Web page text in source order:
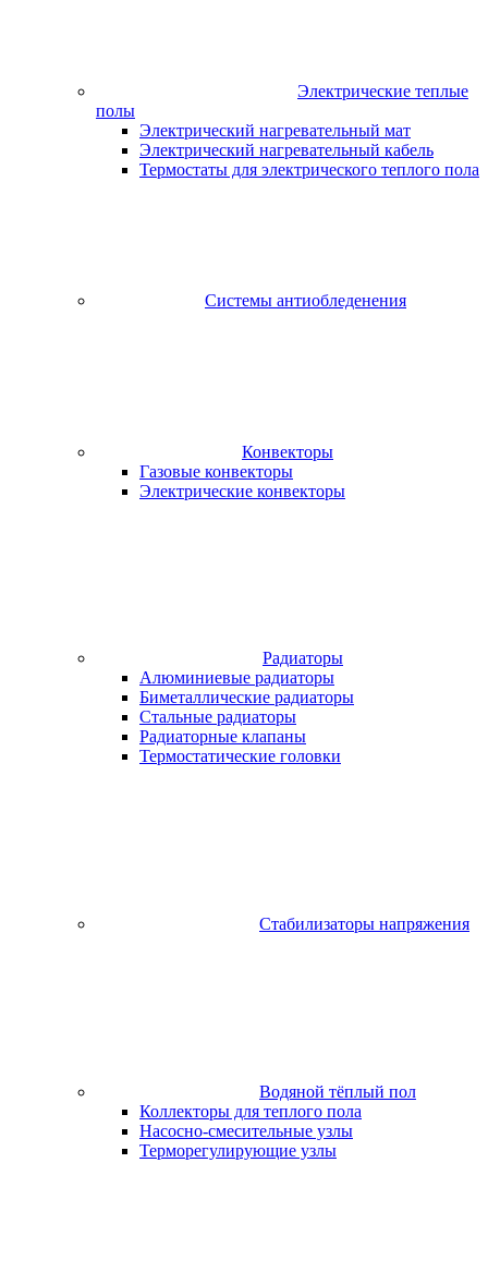
Электрические теплые
полы
Электрический нагревательный мат
Электрический нагревательный кабель
Термостаты для электрического теплого пола
Системы антиобледенения
Конвекторы
Газовые конвекторы
Электрические конвекторы
Радиаторы
Алюминиевые радиаторы
Биметаллические радиаторы
Стальные радиаторы
Радиаторные клапаны
Термостатические головки
Стабилизаторы напряжения
Водяной тёплый пол
Коллекторы для теплого пола
Насосно-смесительные узлы
Терморегулирующие узлы